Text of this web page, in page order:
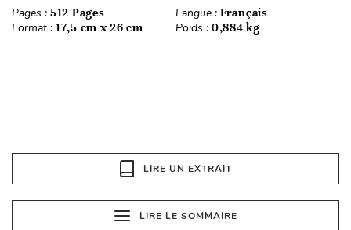
Pages : 512 Pages Langue : Français
Format : 17,5 cm x 26 cm Poids : 0,884 kg
LIRE UN EXTRAIT
LIRE LE SOMMAIRE